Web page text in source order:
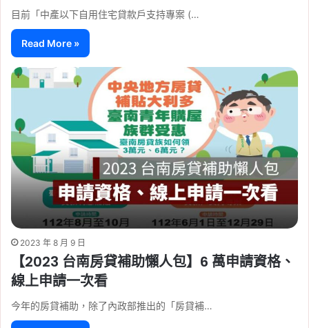
目前「中產以下自用住宅貸款戶支持專案 (…
Read More »
2023 年 8 月 9 日
【2023 台南房貸補助懶人包】6 萬申請資格、
線上申請一次看
今年的房貸補助，除了內政部推出的「房貸補…